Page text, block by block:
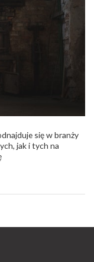
się w branży
jak i tych na